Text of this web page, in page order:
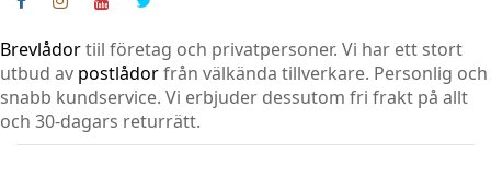
Brevlådortiil företag och privatpersoner. Vi har ett stort
utbud av postlådorfrån välkända tillverkare. Personlig och
snabb kundservice. Vi erbjuder dessutom fri frakt på allt
och 30-dagars returrätt.